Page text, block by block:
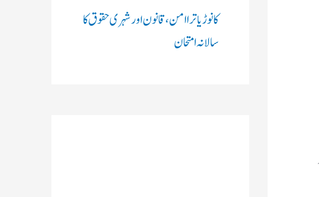
کانوڑ یاترا امن،قانون اور شہری حقوق کا
سالانہ امتحان